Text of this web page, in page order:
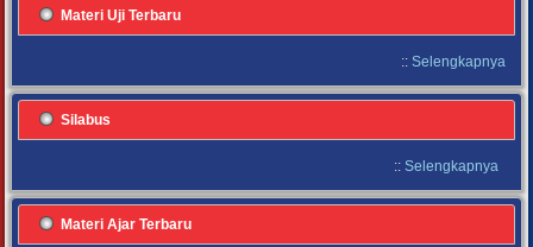
Materi Uji Terbaru
:: Selengkapnya
Silabus
:: Selengkapnya
Materi Ajar Terbaru